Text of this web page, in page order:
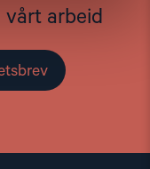
vårt arbeid